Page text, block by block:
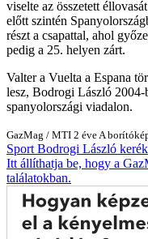
viselte az összetett
előtt szintén
részt a csapattal, ahol
pedig a 25. helyen zárt.
Valter a Vuelta a Espana
lesz, Bodrogi László 2004-
spanyolországi viadalon.
GazMag / MTI 2 éve A
Sport Bodrogi László
Itt állíthatja be, hogy a
találatokban.